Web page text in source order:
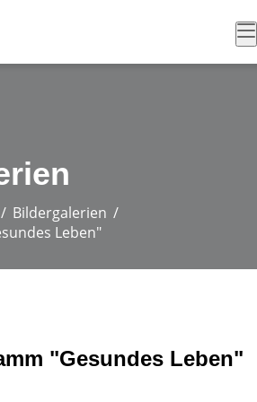
Bildergalerien
Leben"
"Gesundes Leben"